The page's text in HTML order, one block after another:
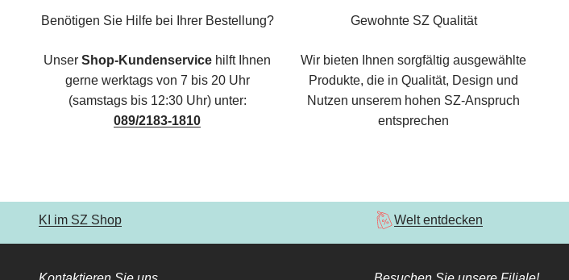
Benötigen Sie Hilfe bei Ihrer Bestellung?
Unser Shop-Kundenservice hilft Ihnen
gerne werktags von 7 bis 20 Uhr
(samstags bis 12:30 Uhr) unter:
089/2183-1810
Gewohnte SZ Qualität
Wir bieten Ihnen sorgfältig ausgewählte
Produkte, die in Qualität, Design und
Nutzen unserem hohen SZ-Anspruch
entsprechen
KI im SZ Shop Welt entdecken